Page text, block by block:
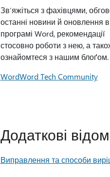
Зв’яжіться з фахівцями,
останні новини й оновлення в
програмі Word, рекомендації
стосовно роботи з нею, а
ознайомтеся з нашим блоґом.
WordWord Tech Community
Додаткові
Виправлення та способи